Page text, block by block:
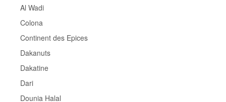
Al Wadi
Colona
Continent des Epices
Dakanuts
Dakatine
Dari
Dounia Halal